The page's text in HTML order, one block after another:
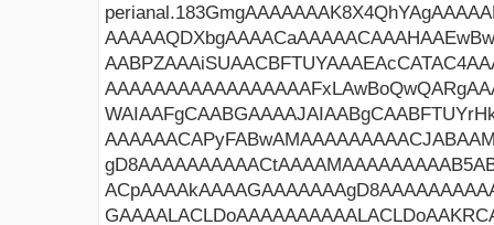
perianal.183GmgAAAAAAAK8X4QhYAgAAAAAHSgEACQAAA9LkEgACAIEPBgAAABYQAAAmBg8AIiBXTUZDAQAA AAAAAQDXbgAAAACaAAAAACAAAHAAEwBwIBMAAQAAAGwAAABkAAAATAAAAK8XAADhCAAAAAAAAAAA AABPZAAAiSUAACBFTUYAAAEAcCATAC4AAAACAAAAAAAAAAAAAAAAAAAA7BMAAMgZAADYAAAAFwEA AAAAAAAAAAAAAAAAAFxLAwBoQwQARgAAACwAAAAgAAAARU1GKwFAAQAcAAAAEAAAAAIQwNsAAAAA WAIAAFgCAABGAAAAJAIAABgCAABFTUYrHkAFAAwAAAAAAAAAH0ADAAwAAAAAAAAAMEACABAAAAAE AAAAAACAPyFABwAMAAAAAAAAACJABAAMAAAAAAAAACpAAAAkAAAAGAAAAAAAgD8AAAAAAAAAAAAA gD8AAAAAAAAAACtAAAAMAAAAAAAAAB5ABgAMAAAAAAAAACFABQAMAAAAAAAAAB5ACQAMAAAAAAAA ACpAAAAkAAAAGAAAAAAAgD8AAAAAAAAAAAAAgD8AAAAAAAAAACFABwAMAAAAAAAAACpAAAAkAAAA GAAAALACLDoAAAAAAAAAALACLDoAAKRCAMBgxCtAAAAMAAAAAAAAACpAAAAkAAAAGAAAALACLDoA AAAAAAAAALACLDoAAKRCAMBgxCtAAAAMAAAAAAAAACpAAAAkAAAAGAAAALACLDoAAAAAAAAAALAC LDplXchCKT9GQitAAAAMAAAAAAAAACpAAAAkAAAAGAAAALACLDoAAAAAAAAAALACLDoAAMhCAADw QitAAAAMAAAAAAAAAB5ABgAMAAAAAAAAACFABQAMAAAAAAAAAB5ACQAMAAAAAAAAACpAAAAkAAAA GAAAALACLDoAAAAAAAAAALACLDoAAMhCAADwQiFABwAMAAAAAAAAACtAAAAMAAAAAAAAACpAAAAk AAAAGAAAAGzZnEAAAAAAAAAAAN7cE0HjkQVCSlDIQiRABAAMAAAAAAAAAEYAAAAM/gAAAP4AAEVN RisIQACF/P0AAPD9AABUdQUAAhDA2wEAAAAAAAAAAAAAAAAAAAAAAAAAAQAAAIlQTkcNChoKAAAA DUlIRFIAAAJ2AAAA9AgGAAAAFrNrAwAAAAFzUkdCAK7OHOkAAAAEZ0FNQQAAsY8L/GEFAAAACXBI WXMAABcRAAAXEQHKJvM/AAD/pUlEQVR4Xuz913JlW5qlieUFWZVRj0KaUWVVVqqIjAx5tHCttdYS 7tAaG9ha6w2xoYXDxZFx4kREqqLxgu/AW/IBeNuzv28uILOL1m19bpt2LpYBDgf2XnutueYcc/xj jP/P/uzP/uwvOPY4/t8c4cfjx2vw4xj4cQz8OAZ+HAM/joEfx8CPY+B/M2Pgf+Be/X84vuX4Jcef /b9+vHn/m7l5PwLvHzcfP46BH8fAj2PgxzHw4xj4cQz8L42B/6/A7scB8uM1+HEM/DgGfhwDP46B H8fAj2PgxzHw/x9j4L8Hdv/hf/e/Dx/815+Ho3//fjj2Dx+EIz97L3z2d78OH//1L8IHf/nzeHz0 17+Kx8d//Zvw8V/9Jnz4l/z/X/2a3/ttOP4PH4Uzv/k8nP715+GUx6/4/ldHwrGffxw+/q+/Ce// xS/4/d+EI3/3Ufj8bz8IH/F3n/J3x37xYTj+y4/CyV9/Ek78+mP+/UE48asPwpnffhRO/+bD+PXU r/nZL9/nq99/wnt9GD7/6W/Dp3/7a873A97rk/jeZ397hK9HwqlffhpO8L7HfvZBOPp3/C3vefrv Pwtn/+FIOP3zz8KJn34cTvw97/fzT+Lv+nfn3jsazn9wLFz48Fg4896n4fivPgpHf8Fr/JL347xO /vbTcPHTE+HG8bPhyucnw/kPj4aLHx8P594/Gk784pNw9Gf87t9/zLV4L57TpY9PhPunr3JcDhc+ 4D1/8X64/PGxcJ2/vfTR8XCe9zv326Phwvsnw+WPTodLH54IFz/gZ7z3aT7npY+PhDsnz4W7p8+H GydOhcufHeE9P+H9OI+PjoZrn58KN46eC9c+O8XrfBb/9sbnZ3j907zeiXCe1z71i0/DqX/4OJzl M1zl9R+cvBgenb0cHp65EG4fP83vnwpXOM9zv+H8fv5hOMk9vPDekXDr6Nnw4MylcIvfOfv+h7zv x+E25/Do/IXw8Nz5+PNzv+X6ca8ucb1uHjkXbnBc+fhUOPPLz8LRn37Iex8JZ391Ipz8+ZHw2d98 GD796/d5n2Oc20k+38d8zk94zdPh4dmLfM4z/P3JcPFD7g//d+Y3n3IfjoSbx06Hu1yDK596bz7l +h0J1z49Hq5/ciJc41pe+fB4uMpn9fOeZgycZdxd/+hMuPzeqXDs7z4On/7lB+GT//JR+OwvP+Hg vP7m83DiZ8e5Hp7nCc6TnzM2jnPO57kn146eCffOXgjPrlwKL69f5Dgfnl86H+5zfpc/OBHO/MNR XuOz8NH/7f3w0V/wfPD6x/7243D6F0fDccbS53/3G8bsR1yfU+H+Oe7duVPh5smj4RbHg/N81vNn wu2TjIFjn4Qbxz7lcx8Jjy6cCk8unwlPL50JD86e4G8/C/dOHQ2PL5zmevMzXuMp5/Di+tXw+PxF rgVjnGfi/Hufh4vvH4vj5hLX4cxvHBufcR1PcY8u8V7ev5OMkePh3umz/Owi9/QCr32Ba3qBe3wu XP2YcczrXHj/SLh95Gy4f+JiuPHZyXDloyNcV8YB9+TBqXPxuHfiTPz3LV7/xqf8zgdHwkWfCY7r PAd3jpwONz/n+fj8GK91ItzjObl34hzfnw53uK53jjs+jsf3uvbpKd7/fLjNce1jxuuHpzgXrvGH Jxl/x/lcx/n+RBxP1z89w+syPvibKzxzV7nvvt7DUxd5/fP8H7/DeLjBOPY8rn9yPNzimbj1GWOH Z+Euf3ubv73OOL31yclwj8956xNei899mjF/4qfvh4vMHZfeOxbO/frTcJ6xd5Xn6y7n/5hn4BHP n5/7qmOP977Fa3oe5xinV3jN67zW5Q8YO4zrW5/zHHziWDnO6zE//PZYOP/rY8w9jJGff8QzeDzc P3YhPGZOeMpzeP8k58K1uvbJET4n4+ToKZ5LrjOf72Y8zoarXOsLXGufCeeNmz7zn3IO3LvrfK4b fM6rfH6vw/1jZ+N9uMb53+I+PuIaPeRe3+acr310LFx87zPOmfvKv70vXqvrPDt3OO+bnPfVw/Nm Drji9WfMn/vVZ4x7nkc+x40POd+PuI+/ZcxxXGHuuvoB58Ez59cLPH8XmX/9O58Xr8OVg2vjdbrO PbrBuXp/